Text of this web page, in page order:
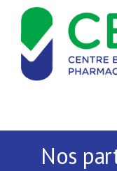
Passer
contenu
ActualitésNos